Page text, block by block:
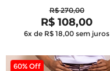
R$ 270,00
R$ 108,00
6x de R$ 18,00 sem juros
60% Off